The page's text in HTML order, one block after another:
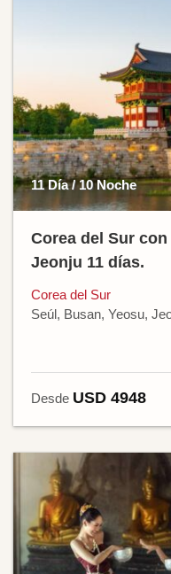
11 Día / 10 Noche
Corea del Sur
Jeonju 11 días.
Corea del Sur
Seúl, Busan, Yeosu,
Desde USD 4948